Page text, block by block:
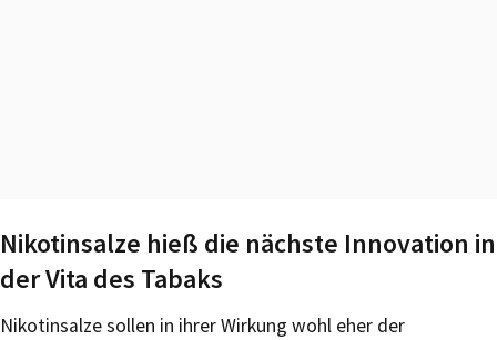
Nikotinsalze hieß die nächste Innovation in
der Vita des Tabaks
Nikotinsalze sollen in ihrer Wirkung wohl eher der